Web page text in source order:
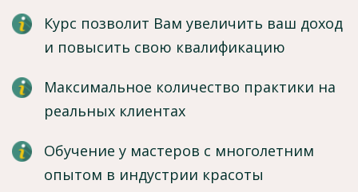
Курс позволит Вам увеличить ваш доход
и повысить свою квалификацию
Максимальное количество практики на
реальных клиентах
Обучение у мастеров с многолетним
опытом в индустрии красоты